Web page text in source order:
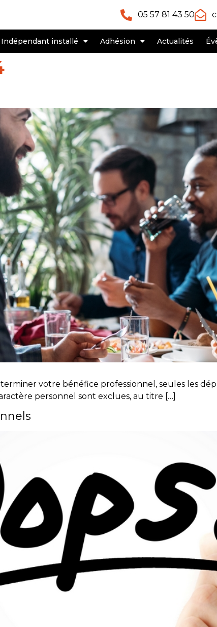
05 57 81 43 50
Indépendant installé Adhésion Actualités
votre bénéfice professionnel, seules les
personnel sont exclues, au titre […]